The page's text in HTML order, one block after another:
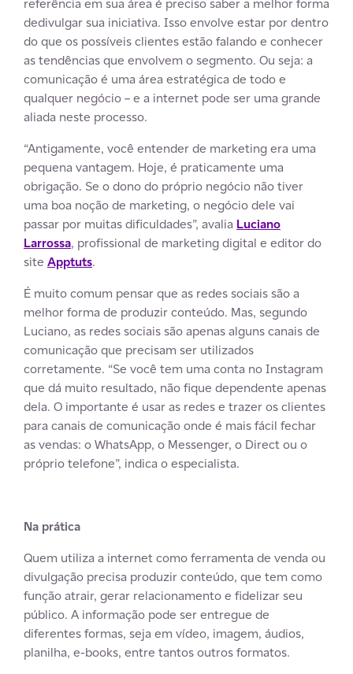
referência em sua área é preciso saber a melhor forma
dedivulgar sua iniciativa. Isso envolve estar por dentro
do que os possíveis clientes estão falando e conhecer
as tendências que envolvem o segmento. Ou seja: a
comunicação é uma área estratégica de todo e
qualquer negócio – e a internet pode ser uma grande
aliada neste processo.
“Antigamente, você entender de marketing era uma
pequena vantagem. Hoje, é praticamente uma
obrigação. Se o dono do próprio negócio não tiver
uma boa noção de marketing, o negócio dele vai
passar por muitas dificuldades”, avalia Luciano
Larrossa, profissional de marketing digital e editor do
site Apptuts.
É muito comum pensar que as redes sociais são a
melhor forma de produzir conteúdo. Mas, segundo
Luciano, as redes sociais são apenas alguns canais de
comunicação que precisam ser utilizados
corretamente. “Se você tem uma conta no Instagram
que dá muito resultado, não fique dependente apenas
dela. O importante é usar as redes e trazer os clientes
para canais de comunicação onde é mais fácil fechar
as vendas: o WhatsApp, o Messenger, o Direct ou o
próprio telefone”, indica o especialista.
Na prática
Quem utiliza a internet como ferramenta de venda ou
divulgação precisa produzir conteúdo, que tem como
função atrair, gerar relacionamento e fidelizar seu
público. A informação pode ser entregue de
diferentes formas, seja em vídeo, imagem, áudios,
planilha, e-books, entre tantos outros formatos.